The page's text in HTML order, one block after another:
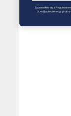
Zapoznałem się z
biuro@optimalenergy.pl lub